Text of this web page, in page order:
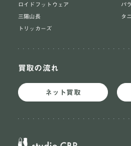
ロイドフットウェア
パ
三陽山長
タ
トリッカーズ
買取の流れ
ネット買取